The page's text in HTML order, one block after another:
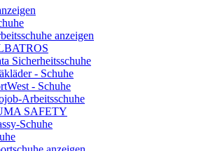
anzeigen
Sicherheitsschuhe
- Schuhe
- Schuhe
Arbeitsschuhe
SAFETY
Schuhe